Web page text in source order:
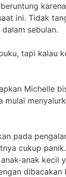
ini. Tidak
sebulan.
tapi kalau
Michelle
mulai
pada
cukup
anak kecil
dibacakan